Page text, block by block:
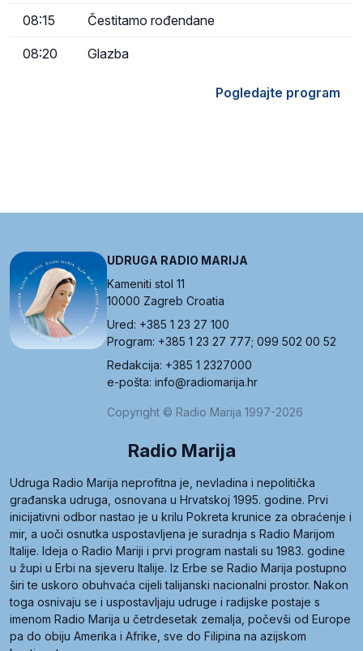
08:15 Čestitamo rođendane
08:20 Glazba
Pogledajte program
UDRUGA RADIO MARIJA
Kameniti stol 11
10000 Zagreb Croatia
Ured: +385 1 23 27 100
Program: +385 1 23 27 777; 099 502 00 52
Redakcija: +385 1 2327000
e-pošta: info@radiomarija.hr
Copyright © Radio Marija 1997-2026
Radio Marija
Udruga Radio Marija neprofitna je, nevladina i nepolitička
građanska udruga, osnovana u Hrvatskoj 1995. godine. Prvi
inicijativni odbor nastao je u krilu Pokreta krunice za obraćenje i
mir, a uoči osnutka uspostavljena je suradnja s Radio Marijom
Italije. Ideja o Radio Mariji i prvi program nastali su 1983. godine
u župi u Erbi na sjeveru Italije. Iz Erbe se Radio Marija postupno
širi te uskoro obuhvaća cijeli talijanski nacionalni prostor. Nakon
toga osnivaju se i uspostavljaju udruge i radijske postaje s
imenom Radio Marija u četrdesetak zemalja, počevši od Europe
pa do obiju Amerika i Afrike, sve do Filipina na azijskom